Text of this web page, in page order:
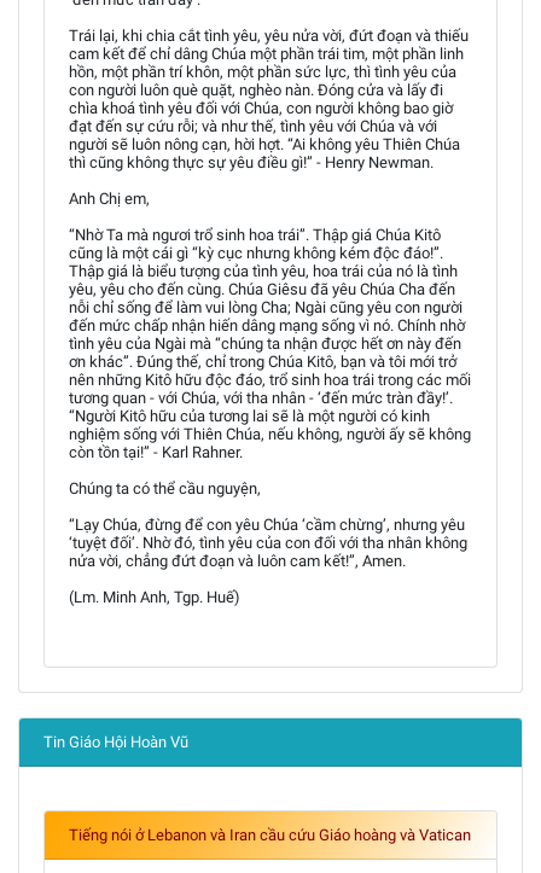
Trái lại, khi chia cắt tình yêu, yêu nửa vời, đứt đoạn và thiếu
cam kết để chỉ dâng Chúa một phần trái tim, một phần linh
hồn, một phần trí khôn, một phần sức lực, thì tình yêu của
con người luôn què quặt, nghèo nàn. Đóng cửa và lấy đi
chìa khoá tình yêu đối với Chúa, con người không bao giờ
đạt đến sự cứu rỗi; và như thế, tình yêu với Chúa và với
người sẽ luôn nông cạn, hời hợt. “Ai không yêu Thiên Chúa
thì cũng không thực sự yêu điều gì!” - Henry Newman.
Anh Chị em,
“Nhờ Ta mà ngươi trổ sinh hoa trái”. Thập giá Chúa Kitô
cũng là một cái gì “kỳ cục nhưng không kém độc đáo!”.
Thập giá là biểu tượng của tình yêu, hoa trái của nó là tình
yêu, yêu cho đến cùng. Chúa Giêsu đã yêu Chúa Cha đến
nỗi chỉ sống để làm vui lòng Cha; Ngài cũng yêu con người
đến mức chấp nhận hiến dâng mạng sống vì nó. Chính nhờ
tình yêu của Ngài mà “chúng ta nhận được hết ơn này đến
ơn khác”. Đúng thế, chỉ trong Chúa Kitô, bạn và tôi mới trở
nên những Kitô hữu độc đáo, trổ sinh hoa trái trong các mối
tương quan - với Chúa, với tha nhân - ‘đến mức tràn đầy!’.
“Người Kitô hữu của tương lai sẽ là một người có kinh
nghiệm sống với Thiên Chúa, nếu không, người ấy sẽ không
còn tồn tại!” - Karl Rahner.
Chúng ta có thể cầu nguyện,
“Lạy Chúa, đừng để con yêu Chúa ‘cầm chừng’, nhưng yêu
‘tuyệt đối’. Nhờ đó, tình yêu của con đối với tha nhân không
nửa vời, chẳng đứt đoạn và luôn cam kết!”, Amen.
(Lm. Minh Anh, Tgp. Huế)
Tin Giáo Hội Hoàn Vũ
Tiếng nói ở Lebanon và Iran cầu cứu Giáo hoàng và Vatican